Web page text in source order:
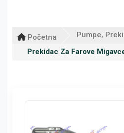
Početna
Pumpe,
Prekidac Za Farove